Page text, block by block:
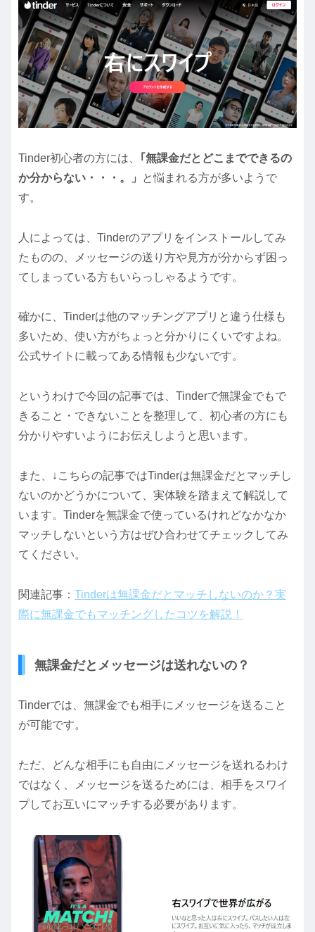
Tinder初心者の方には、
｢無課金だとどこまでできるの
か分からない・・・。」
と悩まれる方が多いようで
す。
人によっては、Tinderのアプリをインストールしてみ
たものの、メッセージの送り方や見方が分からず困っ
てしまっている方もいらっしゃるようです。
確かに、Tinderは他のマッチングアプリと違う仕様も
多いため、使い方がちょっと分かりにくいですよね。
公式サイトに載ってある情報も少ないです。
というわけで今回の記事では、Tinderで無課金でもで
きること・できないことを整理して、初心者の方にも
分かりやすいようにお伝えしようと思います。
また、↓こちらの記事ではTinderは無課金だとマッチし
ないのかどうかについて、実体験を踏まえて解説して
います。Tinderを無課金で使っているけれどなかなか
マッチしないという方はぜひ合わせてチェックしてみ
てください。
関連記事： Tinderは無課金だとマッチしないのか？実
際に無課金でもマッチングしたコツを解説！
無課金だとメッセージは送れないの？
Tinderでは、無課金でも相手にメッセージを送ること
が可能です。
ただ、どんな相手にも自由にメッセージを送れるわけ
ではなく、メッセージを送るためには、相手をスワイ
プしてお互いにマッチする必要があります。